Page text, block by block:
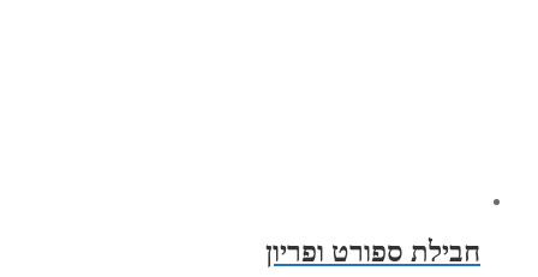
חבילת ספורט ופריון